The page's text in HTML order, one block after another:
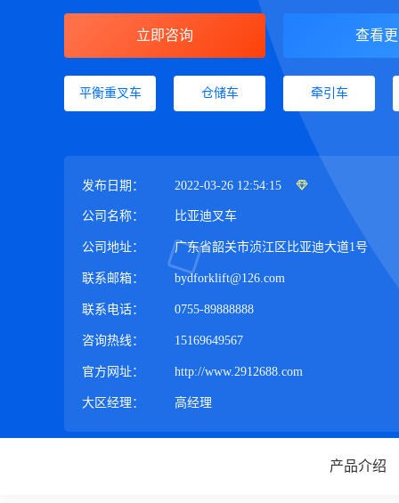
立即咨询 查看
平衡重叉车 仓储车 牵引车
发布日期： 2022-03-26 12:54:15
公司名称： 比亚迪叉车
公司地址： 广东省韶关市浈江区比亚迪大道1号
联系邮箱： bydforklift@126.com
联系电话： 0755-89888888
咨询热线： 15169649567
官方网址： http://www.2912688.com
大区经理： 高经理
产品介绍